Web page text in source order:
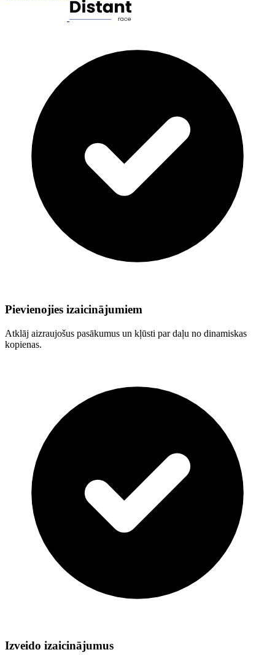
Pievienojies izaicinājumiem
Atklāj aizraujošus pasākumus un kļūsti par daļu no dinamiskas
kopienas.
Izveido izaicinājumus